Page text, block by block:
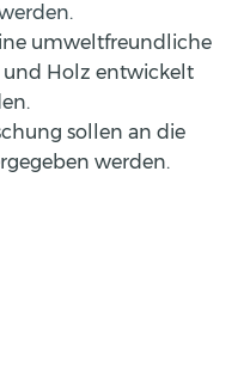
umweltfreundliche
Holz entwickelt
sollen an die
werden.